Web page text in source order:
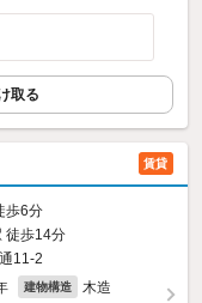
取る
賃貸
歩6分
徒歩14分
11-2
建物構造 木造